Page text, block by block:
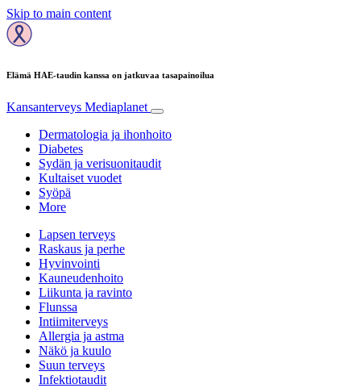
Skip to main content
Elämä HAE-taudin kanssa on jatkuvaa tasapainoilua
Kansanterveys Mediaplanet
Dermatologia ja ihonhoito
Diabetes
Sydän ja verisuonitaudit
Kultaiset vuodet
Syöpä
More
Lapsen terveys
Raskaus ja perhe
Hyvinvointi
Kauneudenhoito
Liikunta ja ravinto
Flunssa
Intiimiterveys
Allergia ja astma
Näkö ja kuulo
Suun terveys
Infektiotaudit